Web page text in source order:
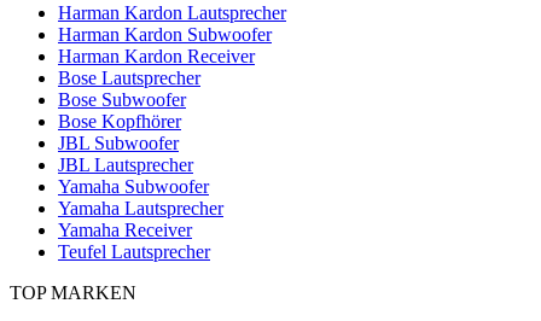
Harman Kardon Lautsprecher
Harman Kardon Subwoofer
Harman Kardon Receiver
Bose Lautsprecher
Bose Subwoofer
Bose Kopfhörer
JBL Subwoofer
JBL Lautsprecher
Yamaha Subwoofer
Yamaha Lautsprecher
Yamaha Receiver
Teufel Lautsprecher
TOP MARKEN